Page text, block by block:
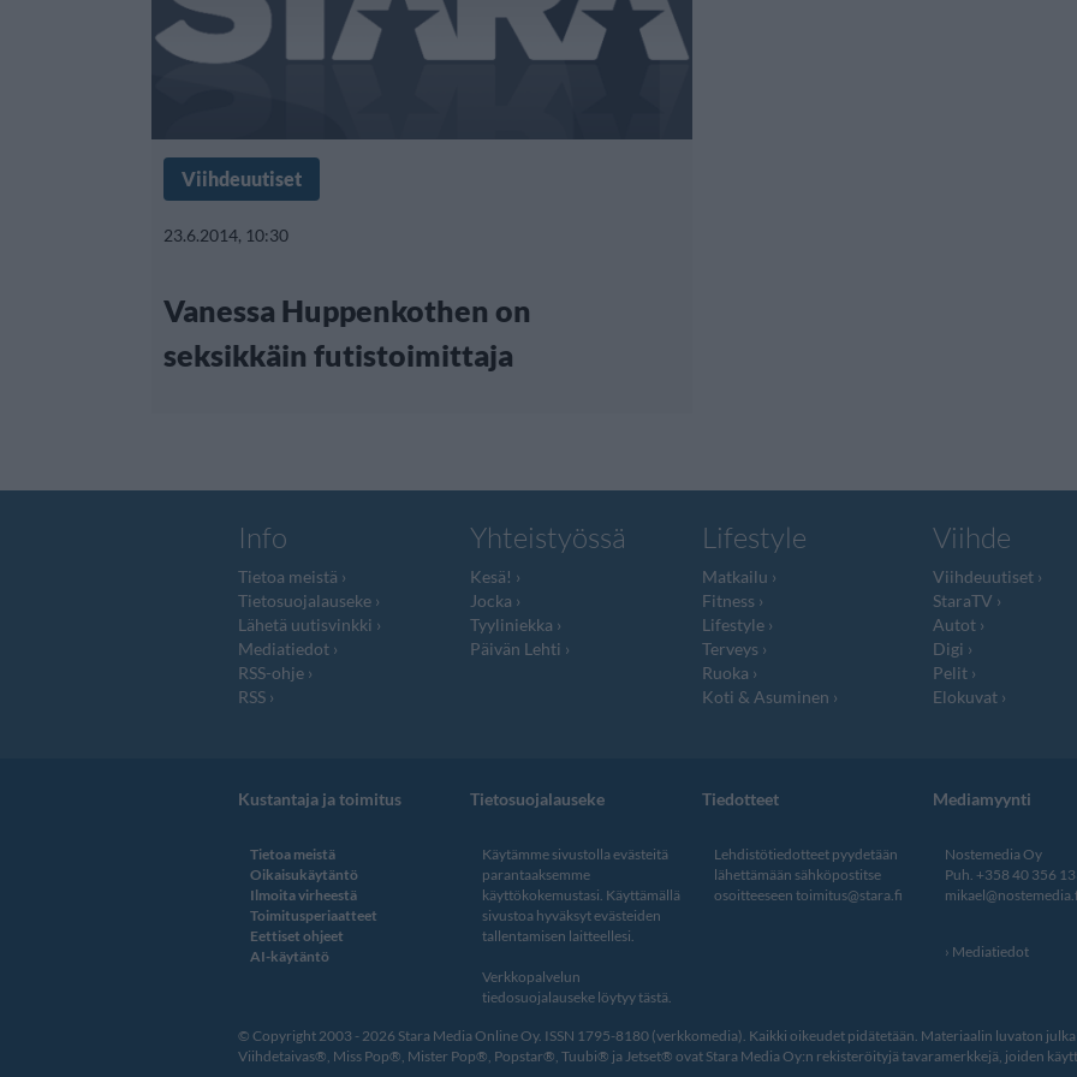
Viihdeuutiset
23.6.2014, 10:30
Vanessa Huppenkothen on
seksikkäin futistoimittaja
Info
Tietoa meistä
Tietosuojalauseke
Lähetä uutisvinkki
Mediatiedot
RSS-ohje
RSS
Yhteistyössä
Kesä!
Jocka
Tyyliniekka
Päivän Lehti
Lifestyle
Matkailu
Fitness
Lifestyle
Terveys
Ruoka
Koti & Asuminen
Viihde
Viihdeuutiset
StaraTV
Autot
Digi
Pelit
Elokuvat
Kustantaja ja toimitus
Tietoa meistä
Oikaisukäytäntö
Ilmoita virheestä
Toimitusperiaatteet
Eettiset ohjeet
AI-käytäntö
Tietosuojalauseke
Käytämme sivustolla evästeitä
parantaaksemme
käyttökokemustasi. Käyttämällä
sivustoa hyväksyt evästeiden
tallentamisen laitteellesi.
Verkkopalvelun
tiedosuojalauseke löytyy tästä.
Tiedotteet
Lehdistötiedotteet pyydetään
lähettämään sähköpostitse
osoitteeseen toimitus@stara.fi
Mediamyynti
Nostemedia Oy
Puh. +358 40 356
Mediatiedot
© Copyright 2003 - 2026 Stara Media Online Oy. ISSN 1795-8180 (verkkomedia). Kaikki oikeudet pidätetään. Materiaalin luvaton
Viihdetaivas®, Miss Pop®, Mister Pop®, Popstar®, Tuubi® ja Jetset® ovat Stara Media Oy:n rekisteröityjä tavaramerkkejä, joiden